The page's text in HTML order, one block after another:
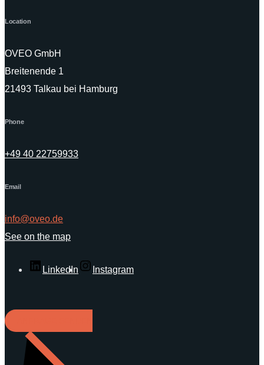
Location
OVEO GmbH
Breitenende 1
21493 Talkau bei Hamburg
Phone
+49 40 22759933
Email
info@oveo.de
See on the map
LinkedIn Instagram